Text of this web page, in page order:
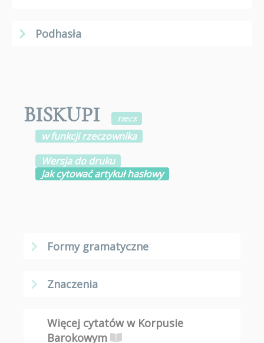
Podhasła
BISKUPI rzecz
w funkcji rzeczownika
Wersja do druku
Jak cytować artykuł hasłowy
Formy gramatyczne
Znaczenia
Więcej cytatów w Korpusie
Barokowym